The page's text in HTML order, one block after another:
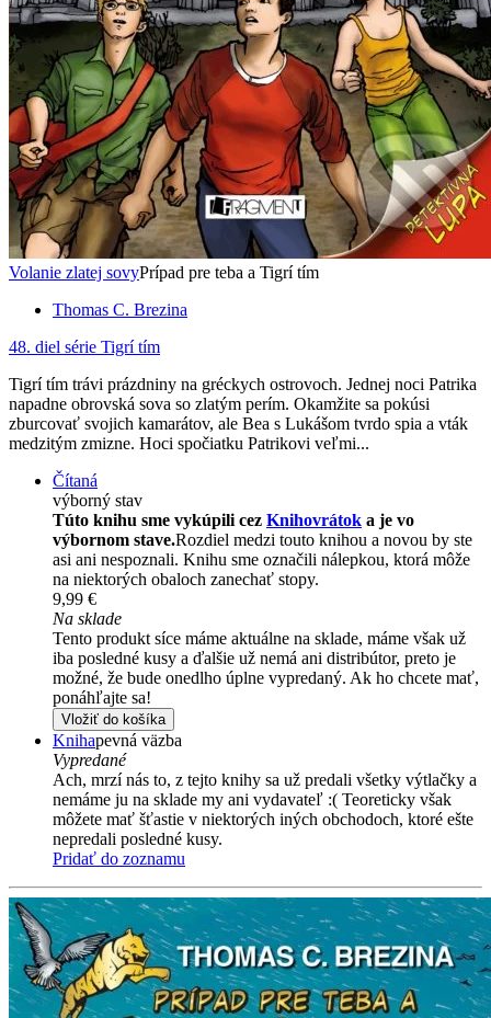
Volanie zlatej sovyPrípad pre teba a Tigrí tím
Thomas C. Brezina
48. diel série Tigrí tím
Tigrí tím trávi prázdniny na gréckych ostrovoch. Jednej noci Patrika
napadne obrovská sova so zlatým perím. Okamžite sa pokúsi
zburcovať svojich kamarátov, ale Bea s Lukášom tvrdo spia a vták
medzitým zmizne. Hoci spočiatku Patrikovi veľmi...
Čítaná
výborný stav
Túto knihu sme vykúpili cez Knihovrátok a je vo
výbornom stave.Rozdiel medzi touto knihou a novou by ste
asi ani nespoznali. Knihu sme označili nálepkou, ktorá môže
na niektorých obaloch zanechať stopy.
9,99 €
Na sklade
Tento produkt síce máme aktuálne na sklade, máme však už
iba posledné kusy a ďalšie už nemá ani distribútor, preto je
možné, že bude onedlho úplne vypredaný. Ak ho chcete mať,
ponáhľajte sa!
Vložiť do košíka
Knihapevná väzba
Vypredané
Ach, mrzí nás to, z tejto knihy sa už predali všetky výtlačky a
nemáme ju na sklade my ani vydavateľ :( Teoreticky však
môžete mať šťastie v niektorých iných obchodoch, ktoré ešte
nepredali posledné kusy.
Pridať do zoznamu